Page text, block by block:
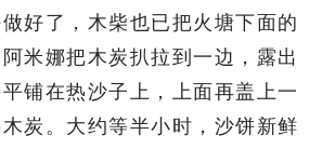
好了，木柴也已把火塘下面的
米娜把木炭扒拉到一边，露出
铺在热沙子上，上面再盖上一
炭。大约等半小时，沙饼新鲜